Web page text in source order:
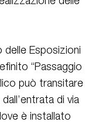
delle Esposizioni
“Passaggio
può transitare
di via
è installato